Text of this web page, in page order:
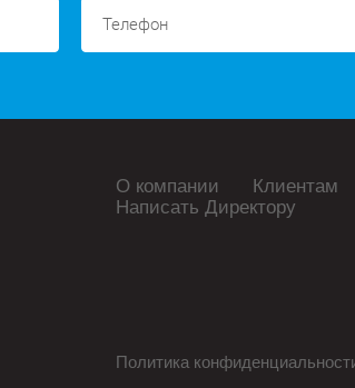
О компании Клиентам
Написать Директору
Политика